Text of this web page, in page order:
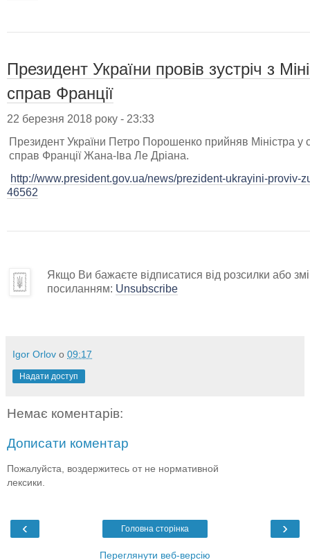
Президент України провів зустріч з
справ Франції
22 березня 2018 року - 23:33
Президент України Петро Порошенко прийняв Міністра у
справ Франції Жана-Іва Ле Дріана.
http://www.president.gov.ua/news/prezident-ukrayini-proviv-
46562
Якщо Ви бажаєте відписатися від розсилки або
посиланням: Unsubscribe
Igor Orlov о 09:17
Надати доступ
Немає коментарів:
Дописати коментар
Пожалуйста, воздержитесь от не нормативной
лексики.
‹ ›
Головна сторінка
Переглянути веб-версію